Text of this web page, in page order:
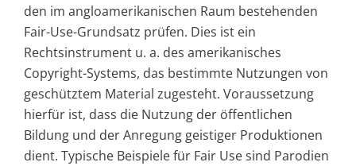
den im angloamerikanischen Raum bestehenden
Fair-Use-Grundsatz prüfen. Dies ist ein
Rechtsinstrument u. a. des amerikanisches
Copyright-Systems, das bestimmte Nutzungen von
geschütztem Material zugesteht. Voraussetzung
hierfür ist, dass die Nutzung der öffentlichen
Bildung und der Anregung geistiger Produktionen
dient. Typische Beispiele für Fair Use sind Parodien